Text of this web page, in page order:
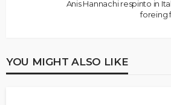
Anis Hannachi respinto in
foreing
YOU MIGHT ALSO LIKE